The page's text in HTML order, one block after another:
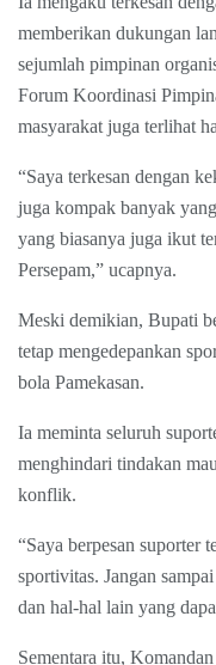
memberikan dukungan
sejumlah pimpinan
Forum Koordinasi
masyarakat juga terlihat
“Saya terkesan dengan
juga kompak banyak
yang biasanya juga ikut
Persepam,” ucapnya.
Meski demikian, Bupati
tetap mengedepankan
bola Pamekasan.
Ia meminta seluruh
menghindari tindakan
konflik.
“Saya berpesan suporter
sportivitas. Jangan
dan hal-hal lain yang
Sementara itu,